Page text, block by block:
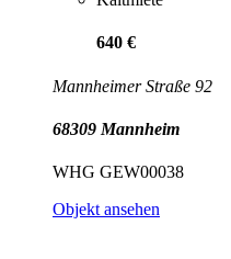
640 €
Mannheimer Straße 92
68309 Mannheim
WHG GEW00038
Objekt ansehen